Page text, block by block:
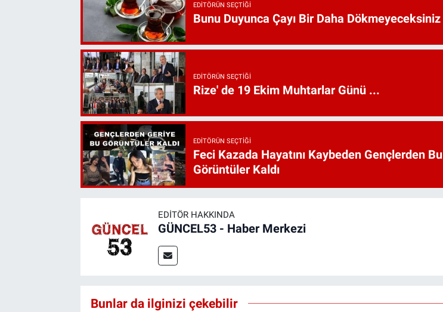
EDITÖRÜN SEÇTIĞI
Bunu Duyunca Çayı Bir Daha Dökmeyeceksiniz
EDITÖRÜN SEÇTIĞI
Rize' de 19 Ekim Muhtarlar Günü ...
EDITÖRÜN SEÇTIĞI
Feci Kazada Hayatını Kaybeden Gençlerden Bu
Görüntüler Kaldı
EDITÖR HAKKINDA
GÜNCEL53 - Haber Merkezi
Bunlar da ilginizi çekebilir